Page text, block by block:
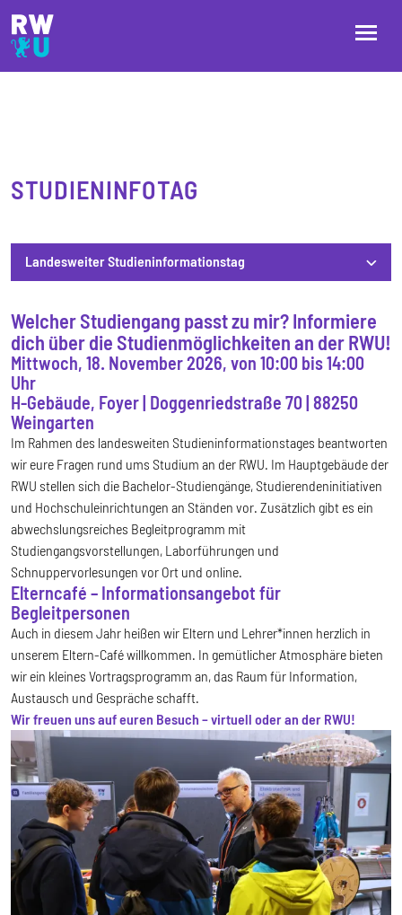
Direkt zum Inhalt
Direkt zur Hauptnavigation
Direkt zum Fußbereich
STUDIENINFOTAG
Landesweiter Studieninformationstag
Landesweiter Studieninformationstag
Welcher Studiengang passt zu mir? Informiere
dich über die Studienmöglichkeiten an der RWU!
Mittwoch, 18. November 2026, von 10:00 bis 14:00
Uhr
H-Gebäude, Foyer | Doggenriedstraße 70 | 88250
Weingarten
Im Rahmen des landesweiten Studieninformationstages beantworten
wir eure Fragen rund ums Studium an der RWU. Im Hauptgebäude der
RWU stellen sich die Bachelor-Studiengänge, Studierendeninitiativen
und Hochschuleinrichtungen an Ständen vor. Zusätzlich gibt es ein
abwechslungsreiches Begleitprogramm mit
Studiengangsvorstellungen, Laborführungen und
Schnuppervorlesungen vor Ort und online.
Elterncafé – Informationsangebot für
Begleitpersonen
Auch in diesem Jahr heißen wir Eltern und Lehrer*innen herzlich in
unserem Eltern-Café willkommen. In gemütlicher Atmosphäre bieten
wir ein kleines Vortragsprogramm an, das Raum für Information,
Austausch und Gespräche schafft.
Wir freuen uns auf euren Besuch – virtuell oder an der RWU!